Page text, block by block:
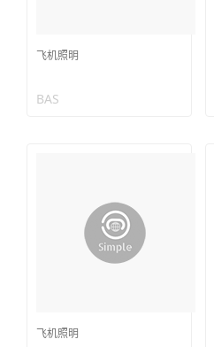
飞机照明
BAS
飞机照明